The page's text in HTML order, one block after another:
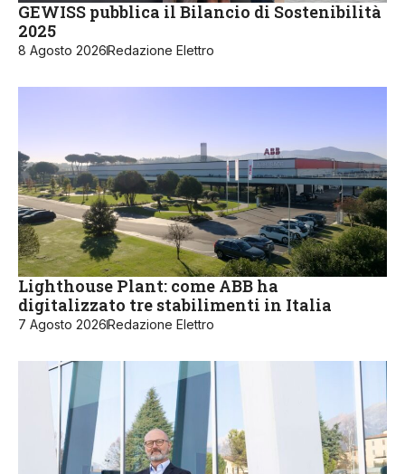
GEWISS pubblica il Bilancio di Sostenibilità
2025
8 Agosto 2026Redazione Elettro
Lighthouse Plant: come ABB ha
digitalizzato tre stabilimenti in Italia
7 Agosto 2026Redazione Elettro